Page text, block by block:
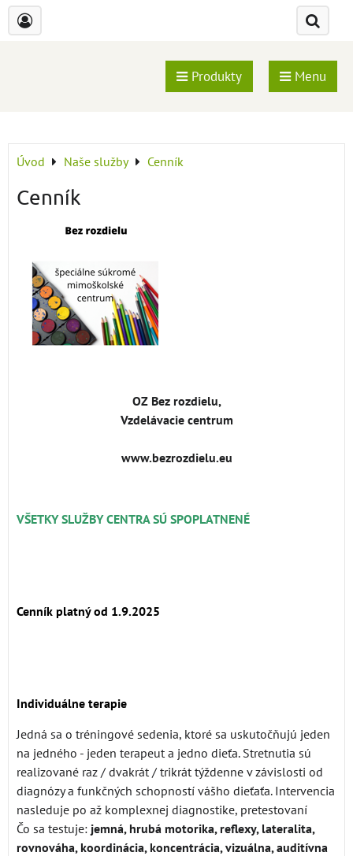
Produkty Menu
Úvod Naše služby Cenník
Cenník
OZ Bez rozdielu,
Vzdelávacie centrum
www.bezrozdielu.eu
VŠETKY SLUŽBY CENTRA SÚ SPOPLATNENÉ
Cenník platný od 1.9.2025
Individuálne terapie
Jedná sa o tréningové sedenia, ktoré sa uskutočňujú jeden
na jedného - jeden terapeut a jedno dieťa. Stretnutia sú
realizované raz / dvakrát / trikrát týždenne v závislosti od
diagnózy a funkčných schopností vášho dieťaťa. Intervencia
nasleduje po až komplexnej diagnostike, pretestovaní
Čo sa testuje: jemná, hrubá motorika, reflexy, lateralita,
rovnováha, koordinácia, koncentrácia, vizuálna, auditívna